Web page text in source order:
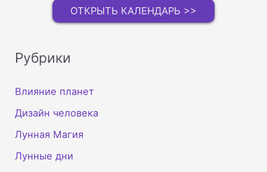
ОТКРЫТЬ КАЛЕНДАРЬ >>
Рубрики
Влияние планет
Дизайн человека
Лунная Магия
Лунные дни